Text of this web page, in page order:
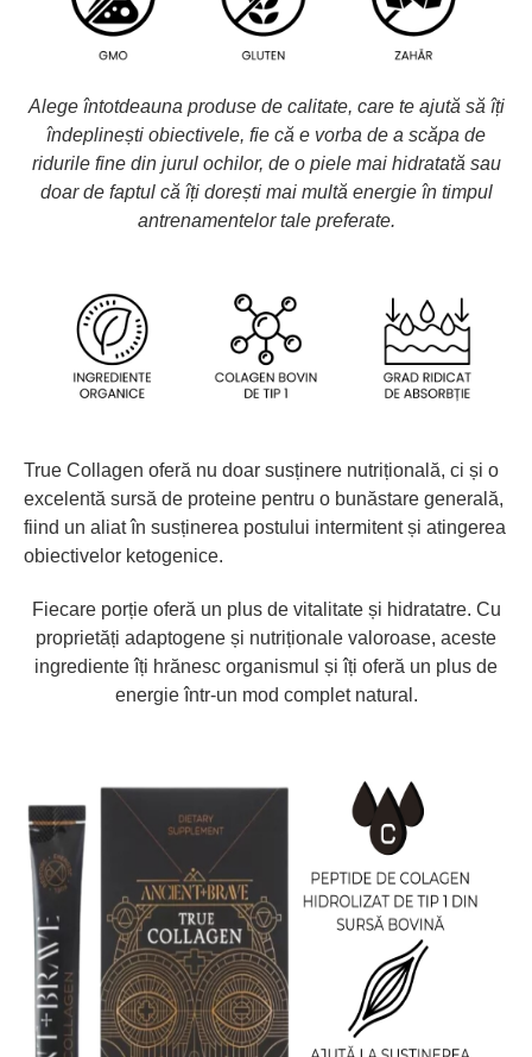
Alege întotdeauna produse de calitate, care te ajută să îți
îndeplinești obiectivele, fie că e vorba de a scăpa de
ridurile fine din jurul ochilor, de o piele mai hidratată sau
doar de faptul că îți dorești mai multă energie în timpul
antrenamentelor tale preferate.
True Collagen oferă nu doar susținere nutrițională, ci și o
excelentă sursă de proteine pentru o bunăstare generală,
fiind un aliat în susținerea postului intermitent și atingerea
obiectivelor ketogenice.
Fiecare porție oferă un plus de vitalitate și hidratatre. Cu
proprietăți adaptogene și nutriționale valoroase, aceste
ingrediente îți hrănesc organismul și îți oferă un plus de
energie într-un mod complet natural.